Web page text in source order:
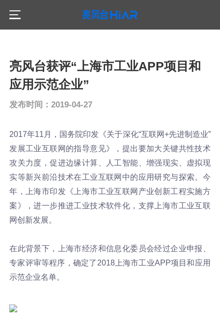
HiLeia
HiAR G300
HiAR G200
HiAR H100
HiAR Cloud
解决方案
AR可视化培训
AR设备巡点检
AR智能事件采集
AR融合指挥
AR安全管控
服务支持
客户案例
关于我们
亮风台介绍
新闻动态
加入我们
亮风台获评“上海市工业APP项目和
应用示范企业”
发布时间：2019-04-27
2017年11月，国务院印发《关于深化“互联网+先进制造业”
发展工业互联网的指导意见》，提出要加大关键共性技术
攻关力度，促进边缘计算、人工智能、增强现实、虚拟现
实等新兴前沿技术在工业互联网中的应用研究与探索。今
年，上海市印发《上海市工业互联网产业创新工程实施方
案》，进一步推进工业技术软件化，支撑上海市工业互联
网创新发展。
在此背景下，上海市经济和信息化委员会经过企业申报、
专家评审等程序，确定了2018上海市工业APP项目和应用
示范企业名单。